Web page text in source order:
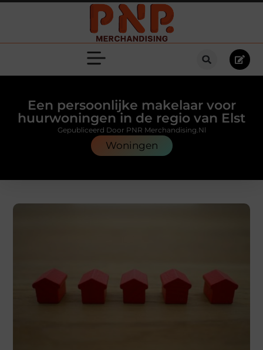
Een persoonlijke makelaar voor
huurwoningen in de regio van Elst
Woningen
Gepubliceerd Door PNR Merchandising.nl